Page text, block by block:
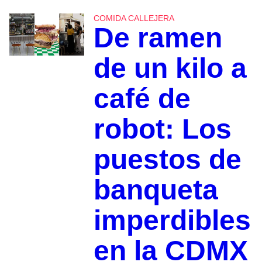
COMIDA CALLEJERA
De ramen
de un kilo a
café de
robot: Los
puestos de
banqueta
imperdibles
en la CDMX